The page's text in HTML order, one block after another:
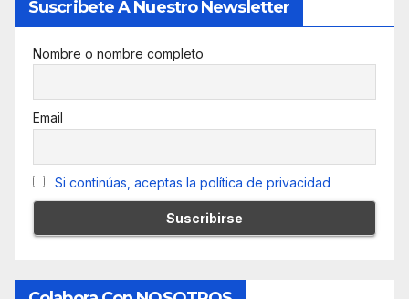
Suscribete A Nuestro Newsletter
Nombre o nombre completo
Email
Si continúas, aceptas la política de privacidad